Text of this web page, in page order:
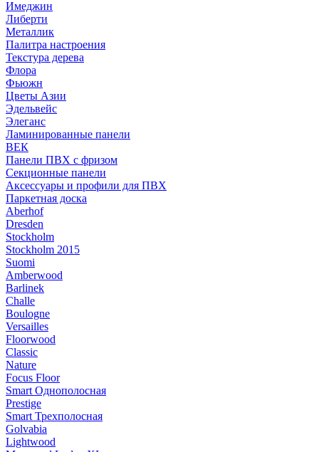
Имеджин
Либерти
Металлик
Палитра настроения
Текстура дерева
Флора
Фьюжн
Цветы Азии
Эдельвейс
Элеганс
Ламинированные панели
ВЕК
Панели ПВХ с фризом
Секционные панели
Аксессуары и профили для ПВХ
Паркетная доска
Aberhof
Dresden
Stockholm
Stockholm 2015
Suomi
Amberwood
Barlinek
Challe
Boulogne
Versailles
Floorwood
Classic
Nature
Focus Floor
Smart Однополосная
Prestige
Smart Трехполосная
Golvabia
Lightwood